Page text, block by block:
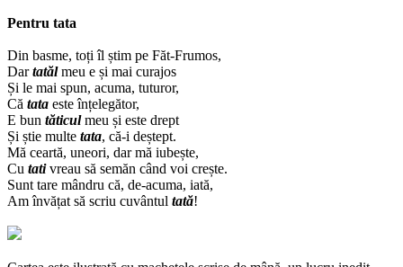
Pentru tata
Din basme, toți îl știm pe Făt-Frumos,
Dartatălmeu e și mai curajos
Și le mai spun, acuma, tuturor,
Că tata este înțelegător,
E bun tăticulmeu și este drept
Și știe multe tata, că-i deștept.
Mă ceartă, uneori, dar mă iubește,
Cu tativreau să semăn când voi crește.
Sunt tare mândru că, de-acuma, iată,
Am învățat să scriu cuvântul tată!